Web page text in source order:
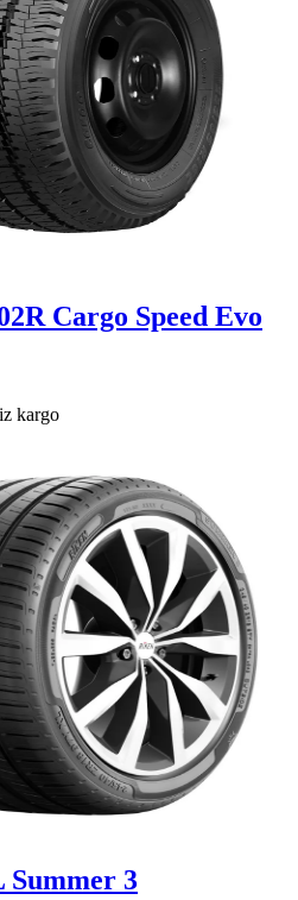
Cargo Speed Evo
kargo
Summer 3